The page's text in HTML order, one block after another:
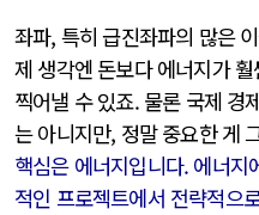
좌파, 특히 급진좌파의 많은
제 생각엔 돈보다 에너지가
찍어낼 수 있죠. 물론 국제 경
는 아니지만, 정말 중요한 게
핵심은 에너지입니다. 에너지
적인 프로젝트에서 전략적으